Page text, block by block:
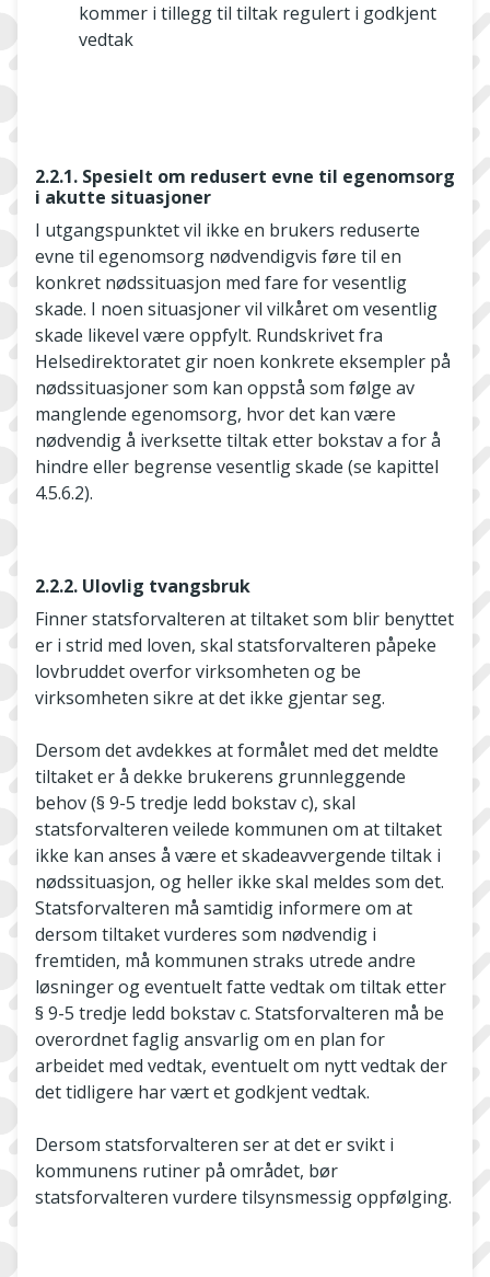
kommer i tillegg til tiltak regulert i godkjent
vedtak
2.2.1. Spesielt om redusert evne til egenomsorg
i akutte situasjoner
I utgangspunktet vil ikke en brukers reduserte
evne til egenomsorg nødvendigvis føre til en
konkret nødssituasjon med fare for vesentlig
skade. I noen situasjoner vil vilkåret om vesentlig
skade likevel være oppfylt. Rundskrivet fra
Helsedirektoratet gir noen konkrete eksempler på
nødssituasjoner som kan oppstå som følge av
manglende egenomsorg, hvor det kan være
nødvendig å iverksette tiltak etter bokstav a for å
hindre eller begrense vesentlig skade (se kapittel
4.5.6.2).
2.2.2. Ulovlig tvangsbruk
Finner statsforvalteren at tiltaket som blir benyttet
er i strid med loven, skal statsforvalteren påpeke
lovbruddet overfor virksomheten og be
virksomheten sikre at det ikke gjentar seg.
Dersom det avdekkes at formålet med det meldte
tiltaket er å dekke brukerens grunnleggende
behov (§ 9-5 tredje ledd bokstav c), skal
statsforvalteren veilede kommunen om at tiltaket
ikke kan anses å være et skadeavvergende tiltak i
nødssituasjon, og heller ikke skal meldes som det.
Statsforvalteren må samtidig informere om at
dersom tiltaket vurderes som nødvendig i
fremtiden, må kommunen straks utrede andre
løsninger og eventuelt fatte vedtak om tiltak etter
§ 9-5 tredje ledd bokstav c. Statsforvalteren må be
overordnet faglig ansvarlig om en plan for
arbeidet med vedtak, eventuelt om nytt vedtak der
det tidligere har vært et godkjent vedtak.
Dersom statsforvalteren ser at det er svikt i
kommunens rutiner på området, bør
statsforvalteren vurdere tilsynsmessig oppfølging.